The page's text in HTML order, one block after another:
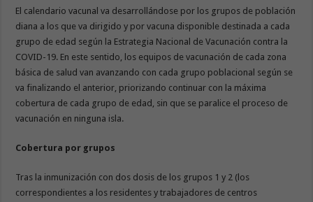
El calendario vacunal va desarrollándose por los grupos de población
diana a los que va dirigido y por vacuna disponible destinada a cada
grupo de edad según la Estrategia Nacional de Vacunación contra la
COVID-19. En este sentido, los equipos de vacunación de cada zona
básica de salud van avanzando con cada grupo poblacional según se
va finalizando el anterior, priorizando continuar con la máxima
cobertura de cada grupo de edad, sin que se paralice el proceso de
vacunación en ninguna isla.
Cobertura por grupos
Tras la inmunización con dos dosis de los grupos 1 y 2 (los
correspondientes a los residentes y trabajadores de centros